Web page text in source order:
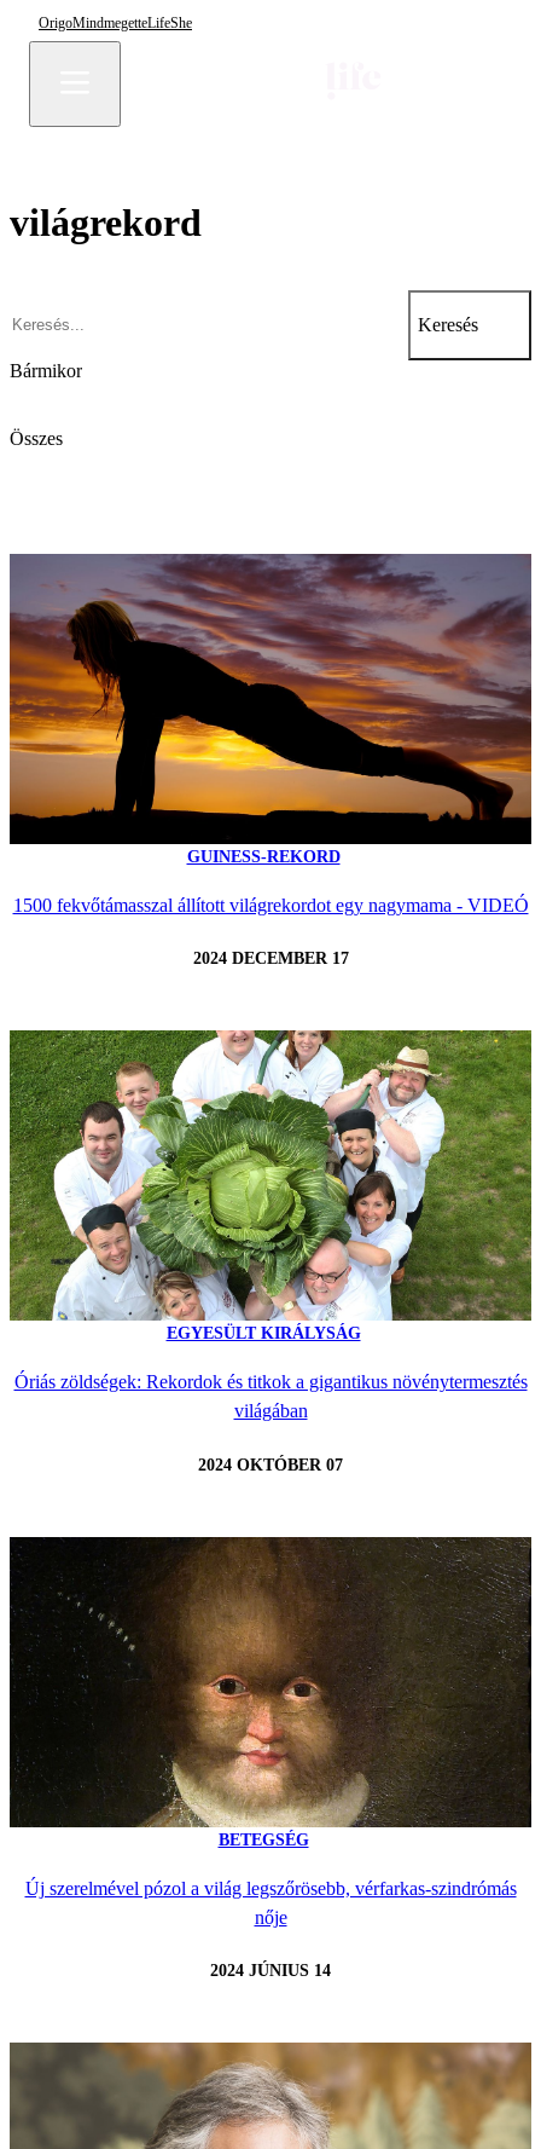
OrigoMindmegetteLifeShe
világrekord
Keresés
Bármikor
Összes
GUINESS-REKORD
1500 fekvőtámasszal állított világrekordot egy nagymama - VIDEÓ
2024 DECEMBER 17
EGYESÜLT KIRÁLYSÁG
Óriás zöldségek: Rekordok és titkok a gigantikus növénytermesztés
világában
2024 OKTÓBER 07
BETEGSÉG
Új szerelmével pózol a világ legszőrösebb, vérfarkas-szindrómás
nője
2024 JÚNIUS 14